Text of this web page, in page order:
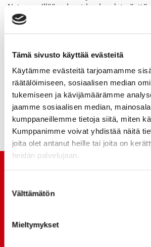
Tämä sivusto käyttää evästeitä
Käytämme evästeitä tarjoamamme
räätälöimiseen, sosiaalisen median
tukemiseen ja kävijämäärämme
jaamme sosiaalisen median,
kumppaneillemme tietoja siitä, miten
Kumppanimme voivat yhdistää näitä
joita olet antanut heille tai joita on
heidän palvelujaan.
valinta
Välttämätön
Mieltymykset
Nyt meneillään olevat kuukaudet
meneillään oleva kausi tuloksellisesti
meneillään on kauden haastavimmat
tämänkin tilikauden päätteeksi, mutta
roolissa tässä on sekä molempien
urheilullinen menestys, että tiukka
Heikki Hiltunen
puheenjohtaja
Hockey-Team Vaasan Sport Oy
21.7. 12:00 - ENNAKKOKYSYNTÄ